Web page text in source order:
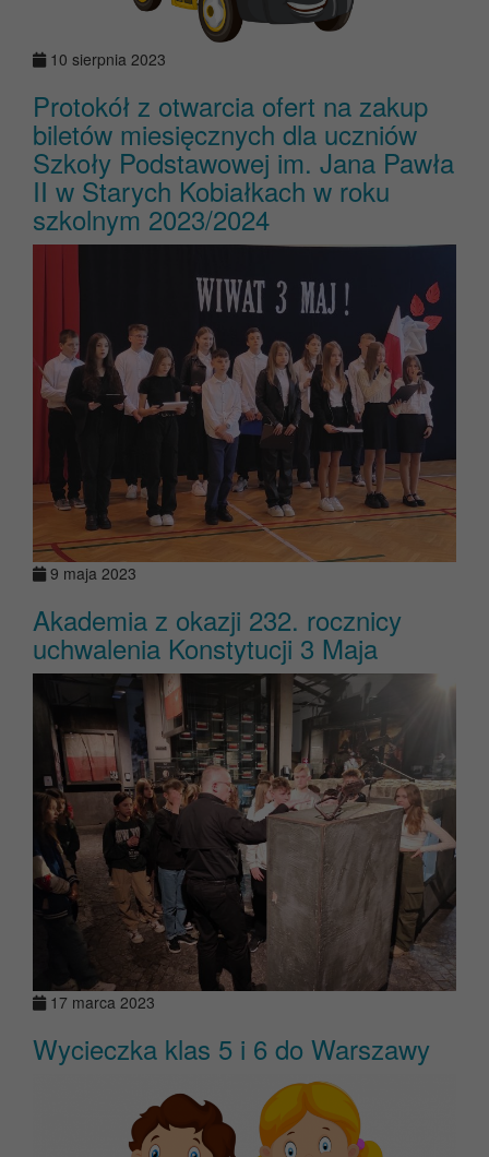
10 sierpnia 2023
Protokół z otwarcia ofert na zakup
biletów miesięcznych dla uczniów
Szkoły Podstawowej im. Jana Pawła
II w Starych Kobiałkach w roku
szkolnym 2023/2024
9 maja 2023
Akademia z okazji 232. rocznicy
uchwalenia Konstytucji 3 Maja
17 marca 2023
Wycieczka klas 5 i 6 do Warszawy